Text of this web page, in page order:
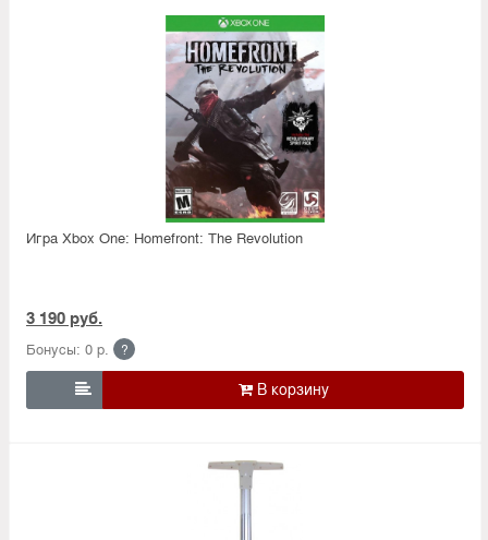
Игра Xbox One: Homefront: The Revolution
3 190 руб.
Бонусы: 0 р. ?
